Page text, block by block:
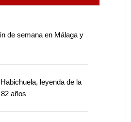
de semana en Málaga y
leyenda de la
años